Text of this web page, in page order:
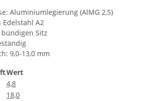
Aluminiumlegierung (AlMG 2,5)
A2
Sitz
9,0-13,0 mm
Wert
4,8
18,0